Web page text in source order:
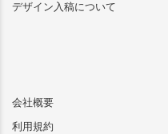
デザイン入稿について
会社概要
利用規約